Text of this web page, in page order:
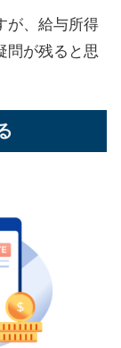
が、給与所得
問が残ると思